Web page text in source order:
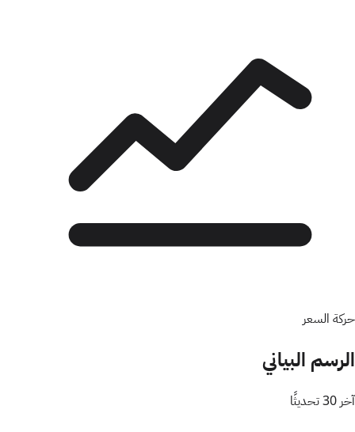
حركة السعر
الرسم البياني
آخر 30 تحديثًا